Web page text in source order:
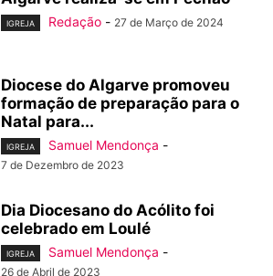
IGREJA Redação - 27 de Março de 2024
Diocese do Algarve promoveu
formação de preparação para o
Natal para...
IGREJA Samuel Mendonça -
7 de Dezembro de 2023
Dia Diocesano do Acólito foi
celebrado em Loulé
IGREJA Samuel Mendonça -
26 de Abril de 2023